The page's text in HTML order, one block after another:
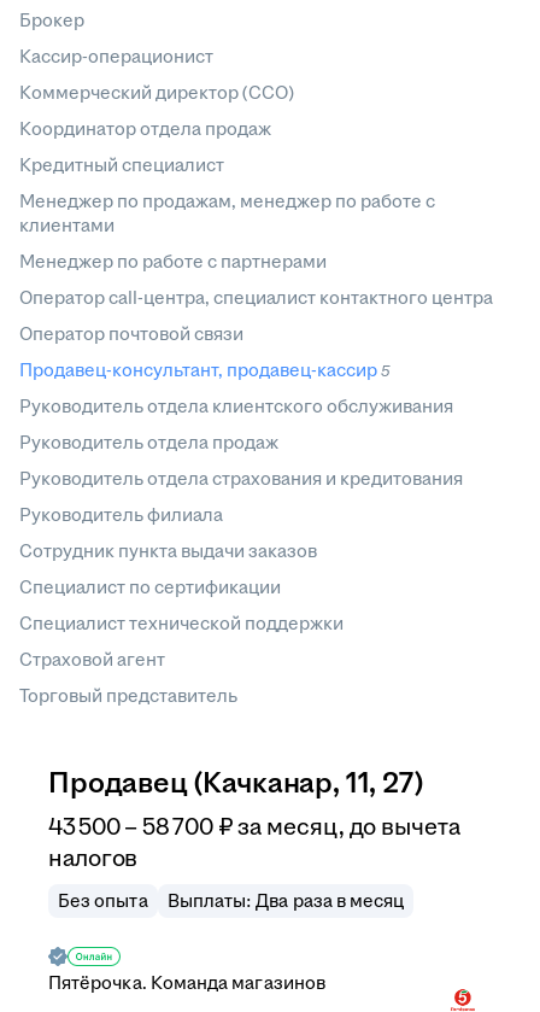
Брокер
Кассир-операционист
Коммерческий директор (CCO)
Координатор отдела продаж
Кредитный специалист
Менеджер по продажам, менеджер по работе с
клиентами
Менеджер по работе с партнерами
Оператор call-центра, специалист контактного центра
Оператор почтовой связи
Продавец-консультант, продавец-кассир 5
Руководитель отдела клиентского обслуживания
Руководитель отдела продаж
Руководитель отдела страхования и кредитования
Руководитель филиала
Сотрудник пункта выдачи заказов
Специалист по сертификации
Специалист технической поддержки
Страховой агент
Торговый представитель
Продавец (Качканар, 11, 27)
43 500–58 700 ₽ за месяц, до вычета
налогов
Без опыта Выплаты: Два раза в месяц
Пятёрочка. Команда магазинов